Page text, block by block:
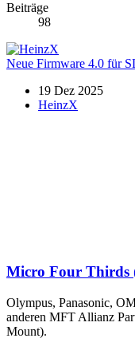
Beiträge
98
Neue Firmware 4.0 für
19 Dez 2025
HeinzX
Micro Four Thirds
Olympus, Panasonic,
anderen MFT Allianz
Mount).